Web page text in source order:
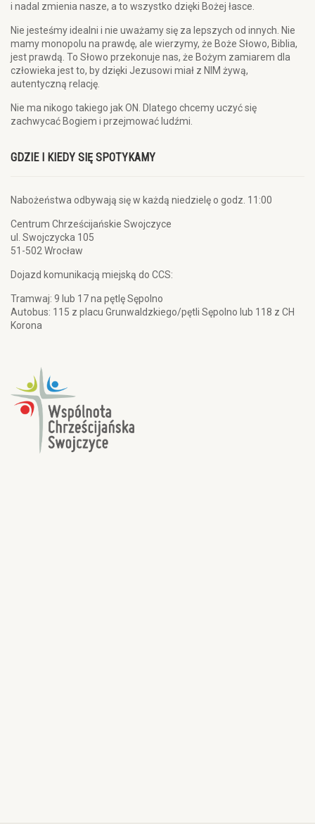
i nadal zmienia nasze, a to wszystko dzięki Bożej łasce.
Nie jesteśmy idealni i nie uważamy się za lepszych od innych. Nie
mamy monopolu na prawdę, ale wierzymy, że Boże Słowo, Biblia,
jest prawdą. To Słowo przekonuje nas, że Bożym zamiarem dla
człowieka jest to, by dzięki Jezusowi miał z NIM żywą,
autentyczną relację.
Nie ma nikogo takiego jak ON. Dlatego chcemy uczyć się
zachwycać Bogiem i przejmować ludźmi.
GDZIE I KIEDY SIĘ SPOTYKAMY
Nabożeństwa odbywają się w każdą niedzielę o godz. 11:00
Centrum Chrześcijańskie Swojczyce
ul. Swojczycka 105
51-502 Wrocław
Dojazd komunikacją miejską do CCS:
Tramwaj: 9 lub 17 na pętlę Sępolno
Autobus: 115 z placu Grunwaldzkiego/pętli Sępolno lub 118 z CH
Korona